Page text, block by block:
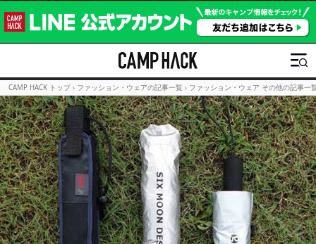
CAMP HACK トップ › ファッション・ウェアの記事一覧 › ファッション・ウェア その他の記事一